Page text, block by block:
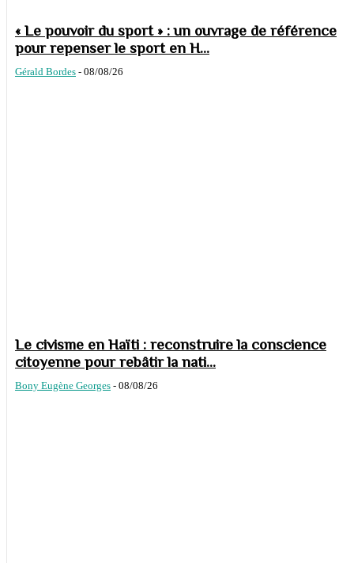
« Le pouvoir du sport » : un ouvrage de référence
pour repenser le sport en H...
Gérald Bordes - 08/08/26
Le civisme en Haïti : reconstruire la conscience
citoyenne pour rebâtir la nati...
Bony Eugène Georges - 08/08/26